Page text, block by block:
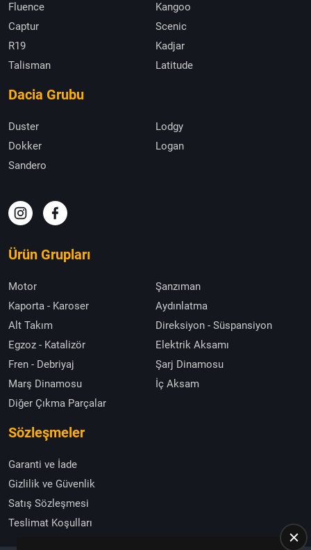
Fluence
Kangoo
Captur
Scenic
R19
Kadjar
Talisman
Latitude
Dacia Grubu
Duster
Lodgy
Dokker
Logan
Sandero
Ürün Grupları
Motor
Şanzıman
Kaporta - Karoser
Aydınlatma
Alt Takım
Direksiyon - Süspansiyon
Egzoz - Katalizör
Elektrik Aksamı
Fren - Debriyaj
Şarj Dinamosu
Marş Dinamosu
İç Aksam
Diğer Çıkma Parçalar
Sözleşmeler
Garanti ve İade
Gizlilik ve Güvenlik
Satış Sözleşmesi
Teslimat Koşulları